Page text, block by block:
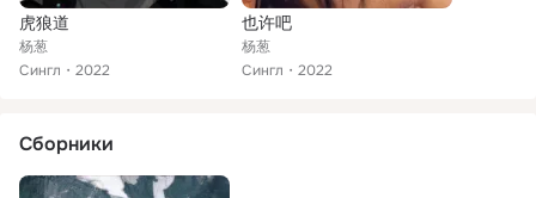
虎狼道
杨葱
Сингл
2022
也许吧
杨葱
Сингл
2022
Сборники